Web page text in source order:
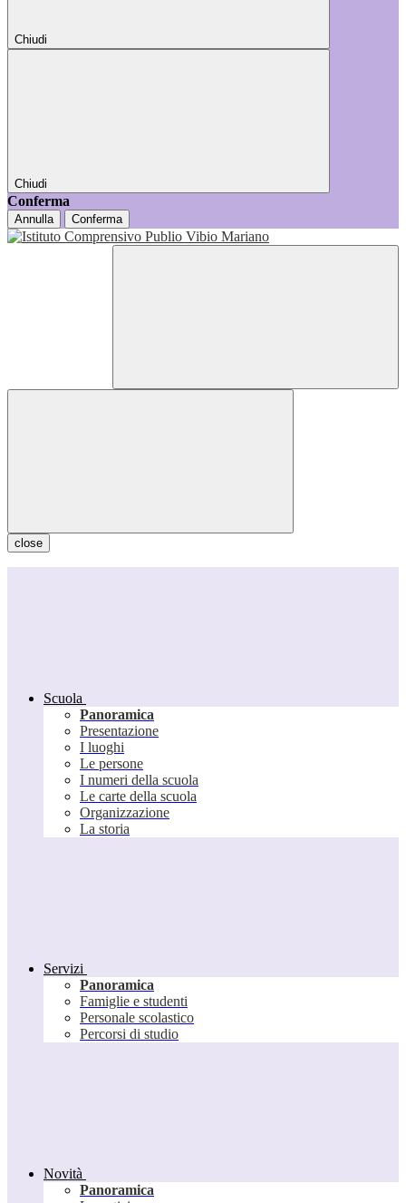
Chiudi
Chiudi
Conferma
Annulla Conferma
close
Scuola
Panoramica
Presentazione
I luoghi
Le persone
I numeri della scuola
Le carte della scuola
Organizzazione
La storia
Servizi
Panoramica
Famiglie e studenti
Personale scolastico
Percorsi di studio
Novità
Panoramica